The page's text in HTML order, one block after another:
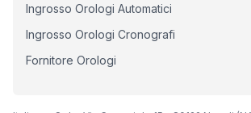
Ingrosso Orologi Automatici
Ingrosso Orologi Cronografi
Fornitore Orologi